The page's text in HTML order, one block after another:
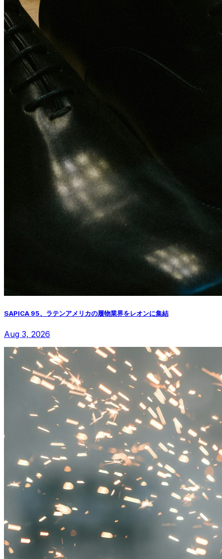
SAPICA 95、ラテンアメリカの履物業界をレオンに集結
Aug 3, 2026